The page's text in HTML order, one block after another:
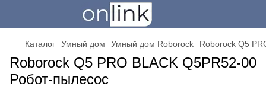
Каталог Умный дом Умный дом Roborock Roborock Q5
Roborock Q5 PRO BLACK Q5PR52-00
Робот-пылесос